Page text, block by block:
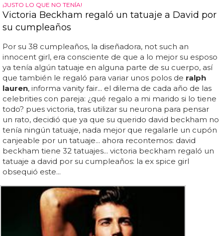
¡JUSTO LO QUE NO TENÍA!
Victoria Beckham regaló un tatuaje a David por
su cumpleaños
Por su 38 cumpleaños, la diseñadora, not such an
innocent girl, era consciente de que a lo mejor su esposo
ya tenía algún tatuaje en alguna parte de su cuerpo, así
que también le regaló para variar unos polos de ralph
lauren, informa vanity fair... el dilema de cada año de las
celebrities con pareja: ¿qué regalo a mi marido si lo tiene
todo? pues victoria, tras utilizar su neurona para pensar
un rato, decidió que ya que su querido david beckham no
tenía ningún tatuaje, nada mejor que regalarle un cupón
canjeable por un tatuaje... ahora recontemos: david
beckham tiene 32 tatuajes... victoria beckham regaló un
tatuaje a david por su cumpleaños: la ex spice girl
obsequió este...